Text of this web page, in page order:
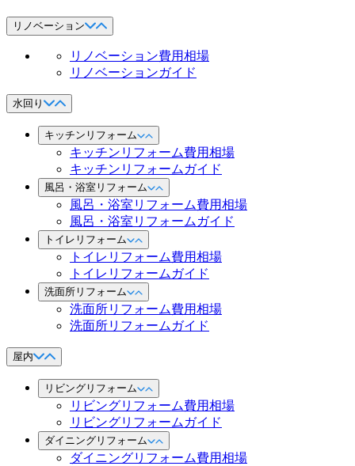
リノベーション
リノベーション費用相場
リノベーションガイド
水回り
キッチンリフォーム
キッチンリフォーム費用相場
キッチンリフォームガイド
風呂・浴室リフォーム
風呂・浴室リフォーム費用相場
風呂・浴室リフォームガイド
トイレリフォーム
トイレリフォーム費用相場
トイレリフォームガイド
洗面所リフォーム
洗面所リフォーム費用相場
洗面所リフォームガイド
屋内
リビングリフォーム
リビングリフォーム費用相場
リビングリフォームガイド
ダイニングリフォーム
ダイニングリフォーム費用相場